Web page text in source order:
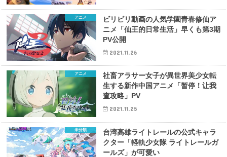
アニメ
ビリビリ動画の人気学園青春修仙ア
ニメ「仙王的日常生活」早くも第3期
PV公開
2021.11.26
アニメ
社畜アラサー女子が異世界美少女転
生する新作中国アニメ「暂停！让我
查攻略」PV
2021.11.25
未分類
台湾高雄ライトレールの公式キャラ
クター「軽軌少女隊 ライトレールガ
ールズ」が可愛い